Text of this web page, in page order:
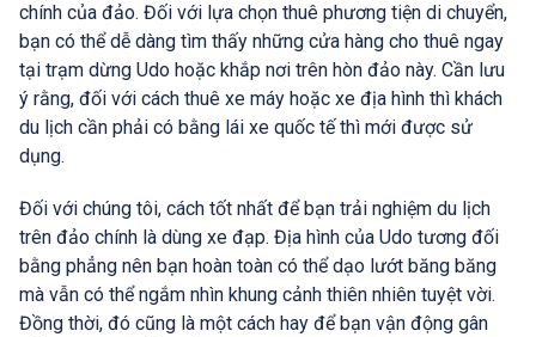
chính của đảo. Đối với lựa chọn thuê phương tiện di chuyển,
bạn có thể dễ dàng tìm thấy những cửa hàng cho thuê ngay
tại trạm dừng Udo hoặc khắp nơi trên hòn đảo này. Cần lưu
ý rằng, đối với cách thuê xe máy hoặc xe địa hình thì khách
du lịch cần phải có bằng lái xe quốc tế thì mới được sử
dụng.
Đối với chúng tôi, cách tốt nhất để bạn trải nghiệm du lịch
trên đảo chính là dùng xe đạp. Địa hình của Udo tương đối
bằng phẳng nên bạn hoàn toàn có thể dạo lướt băng băng
mà vẫn có thể ngắm nhìn khung cảnh thiên nhiên tuyệt vời.
Đồng thời, đó cũng là một cách hay để bạn vận động gân